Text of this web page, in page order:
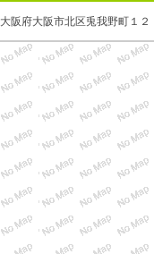
大阪府大阪市北区兎我野町１２